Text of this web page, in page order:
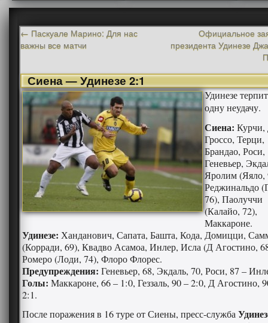
← Паскуале Марино: Для нас
важны все матчи
Официальное
президента Удинезе
Сиена — Удинезе 2:1
Удинезе
одну неудачу.
Сиена: Курчи,
Гроссо, Терци,
Брандао, Роси,
Геневьер,
Яролим (Яяло,
Реджинальдо
76), Паолуччи
(Калайо, 72),
Маккароне.
Удинезе: Ханданович, Сапата, Башта, Кода, Домицци,
(Корради, 69), Квадво Асамоа, Инлер, Исла (Д Агостино,
Ромеро (Лоди, 74), Флоро Флорес.
Предупреждения: Геневьер, 68, Экдаль, 70, Роси, 87 –
Голы: Маккароне, 66 – 1:0, Геззаль, 90 – 2:0, Д Агостино,
2:1.
После поражения в 16 туре от Сиены, пресс-служба